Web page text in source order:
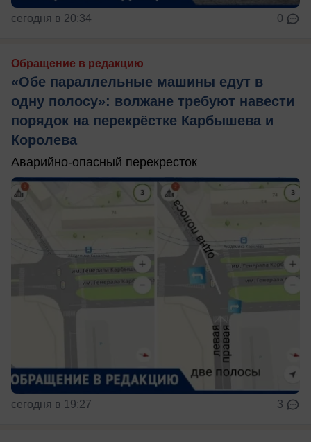
сегодня в 20:34 0
Обращение в редакцию
«Обе параллельные машины едут в
одну полосу»: волжане требуют навести
порядок на перекрёстке Карбышева и
Королева
Аварийно-опасный перекресток
сегодня в 19:27 3